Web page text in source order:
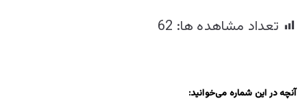
تعداد مشاهده ها: 62
آنچه در این شماره می‌خوانید: